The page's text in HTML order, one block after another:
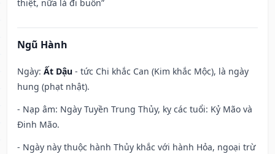
thiệt, nữa là đi buôn”
Ngũ Hành
Ngày: Ất Dậu - tức Chi khắc Can (Kim khắc Mộc), là ngày
hung (phạt nhật).
- Nạp âm: Ngày Tuyền Trung Thủy, kỵ các tuổi: Kỷ Mão và
Đinh Mão.
- Ngày này thuộc hành Thủy khắc với hành Hỏa, ngoại trừ